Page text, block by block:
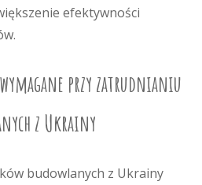
efektywności
przy zatrudnianiu
z Ukrainy
budowlanych z Ukrainy